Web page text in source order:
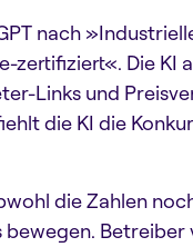
nach
zertifiziert«. Die KI
Links und
die KI die
die Zahlen
bewegen.